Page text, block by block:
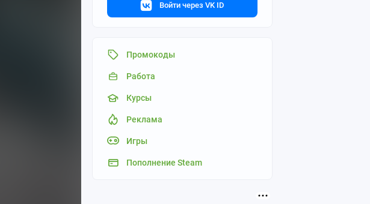
Войти через VK ID
Промокоды
Работа
Курсы
Реклама
Игры
Пополнение Steam